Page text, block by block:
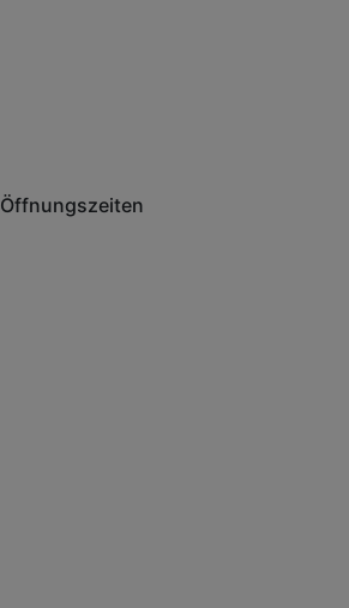
Öffnungszeiten